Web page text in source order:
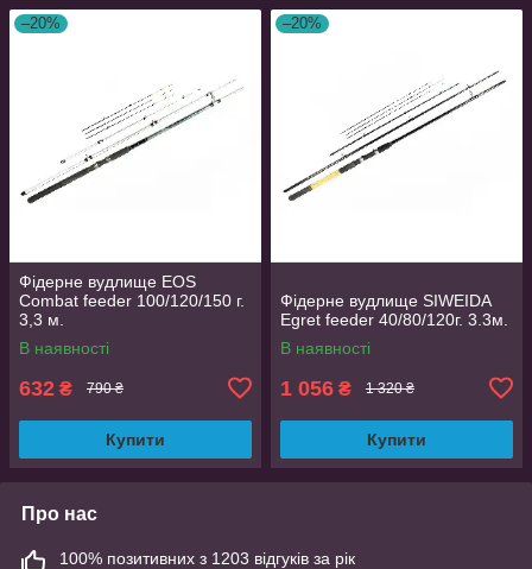
–20%
Фідерне вудлище EOS
Combat feeder 100/120/150 г.
3,3 м.
В наявності
632 ₴ 790 ₴
Купити
–20%
Фідерне вудлище SIWEIDA
Egret feeder 40/80/120г. 3.3м.
В наявності
1 056 ₴ 1 320 ₴
Купити
Про нас
100% позитивних з 1203 відгуків за рік